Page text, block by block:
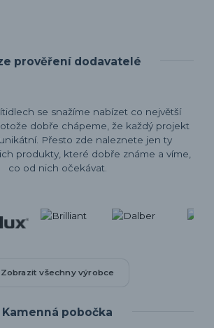
prověření dodavatelé
se snažíme nabízet co největší
dobře chápeme, že každý projekt
Přesto zde naleznete jen ty
produkty, které dobře známe a víme,
co od nich očekávat.
Zobrazit všechny výrobce
Kamenná pobočka